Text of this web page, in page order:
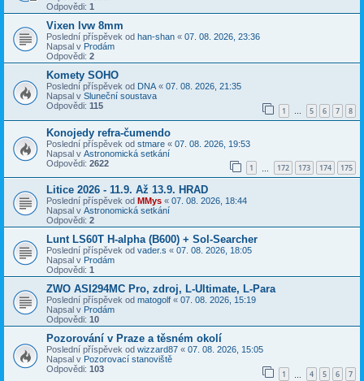
Odpovědi: 1
Vixen lvw 8mm
Poslední příspěvek od han-shan « 07. 08. 2026, 23:36
Napsal v Prodám
Odpovědi: 2
Komety SOHO
Poslední příspěvek od DNA « 07. 08. 2026, 21:35
Napsal v Sluneční soustava
Odpovědi: 115 1 … 5 6 7 8
Konojedy refra-čumendo
Poslední příspěvek od stmare « 07. 08. 2026, 19:53
Napsal v Astronomická setkání
Odpovědi: 2622 1 172 173 174 175
Litice 2026 - 11.9. Až 13.9. HRAD
Poslední příspěvek od MMys « 07. 08. 2026, 18:44
Napsal v Astronomická setkání
Odpovědi: 2
Lunt LS60T H-alpha (B600) + Sol-Searcher
Poslední příspěvek od vader.s « 07. 08. 2026, 18:05
Napsal v Prodám
Odpovědi: 1
ZWO ASI294MC Pro, zdroj, L-Ultimate, L-Para
Poslední příspěvek od matogolf « 07. 08. 2026, 15:19
Napsal v Prodám
Odpovědi: 10
Pozorování v Praze a těsném okolí
Poslední příspěvek od wizzard87 « 07. 08. 2026, 15:05
Napsal v Pozorovací stanoviště
Odpovědi: 103 1 4 5 6 7